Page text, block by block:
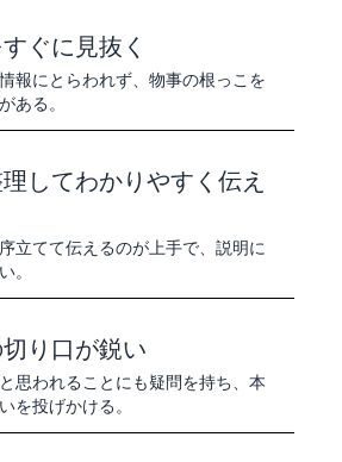
ぐに見抜く
報にとらわれず、物事の根っこを
ある。
してわかりやすく伝え
立てて伝えるのが上手で、説明に
。
り口が鋭い
思われることにも疑問を持ち、本
を投げかける。